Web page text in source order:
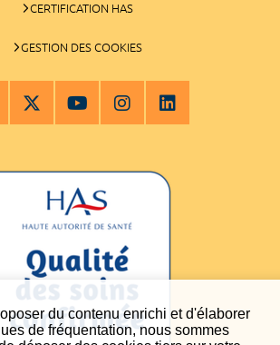
du contenu enrichi et d'élaborer
de fréquentation, nous sommes
CERTIFICATION HAS
GESTION DES COOKIES